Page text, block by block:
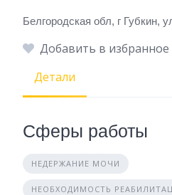
Белгородская обл, г Губкин,
Добавить в избранное
Детали
Сферы работы
НЕДЕРЖАНИЕ МОЧИ
НЕОБХОДИМОСТЬ